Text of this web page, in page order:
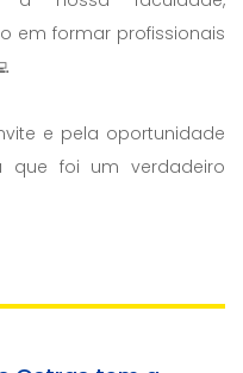
em formar profissionais
e pela oportunidade
que foi um verdadeiro